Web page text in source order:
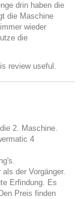
drin haben die
die Maschine
wieder
die
review useful.
2. Maschine.
4
der Vorgänger.
Erfindung. Es
Preis finden